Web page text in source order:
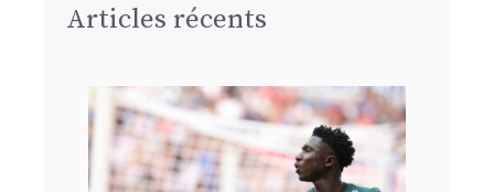
Articles récents